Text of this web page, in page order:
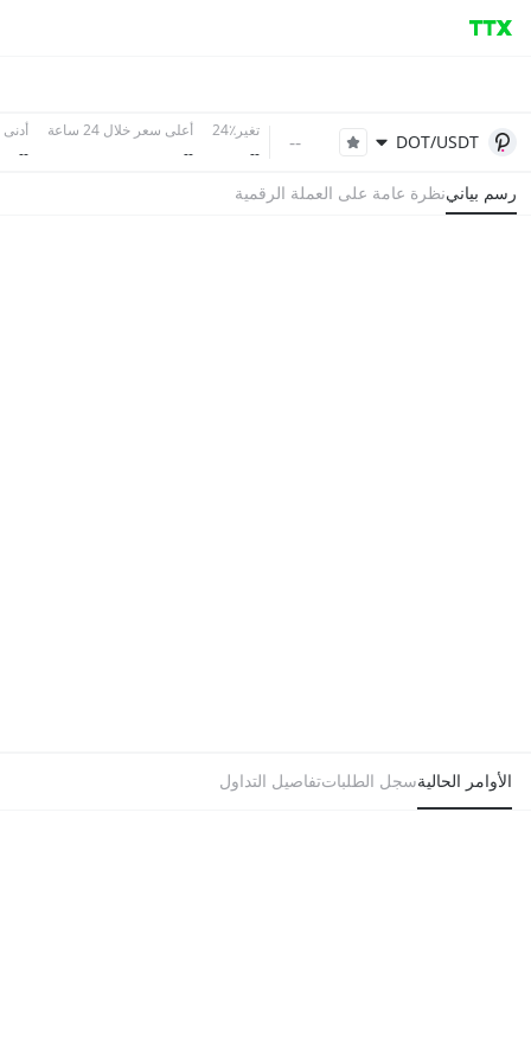
DOT/USDT
--
تغير٪24
--
أعلى سعر خلال 24 ساعة
--
أدنى
--
رسم بيانينظرة عامة على العملة الرقمية
الأوامر الحاليةسجل الطلباتتفاصيل التداول